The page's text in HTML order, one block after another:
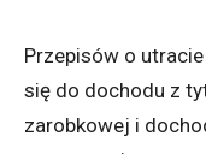
Przepisów o
się do dochodu z
zarobkowej i